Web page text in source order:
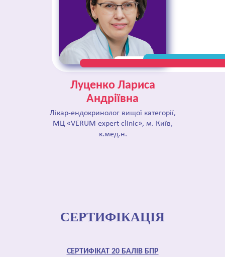
Лікар-ендокринолог вищої категорії,
МЦ «VERUM expert clinic», м. Київ,
к.мед.н.
Луценко Лариса
Андріївна
СЕРТИФІКАЦІЯ
СЕРТИФІКАТ 20 БАЛІВ БПР